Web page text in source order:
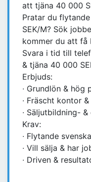
att tjäna 40 000
Pratar du
SEK/M? Sök
kommer du att få
Svara i tid till
& tjäna 40 000
Erbjuds:
∙ Grundlön & hög
∙ Fräscht kontor
∙ Säljutbildning-
Krav:
∙ Flytande
∙ Vill sälja & har
∙ Driven &